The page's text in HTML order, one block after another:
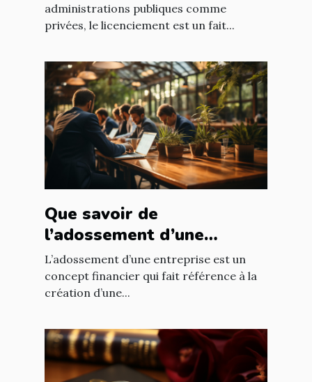
administrations publiques comme
privées, le licenciement est un fait...
Que savoir de
l’adossement d’une
entreprise ?
L’adossement d’une entreprise est un
concept financier qui fait référence à la
création d’une...